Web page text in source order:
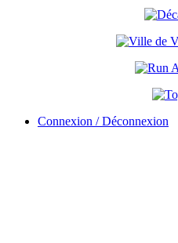
Connexion / Déconnexion